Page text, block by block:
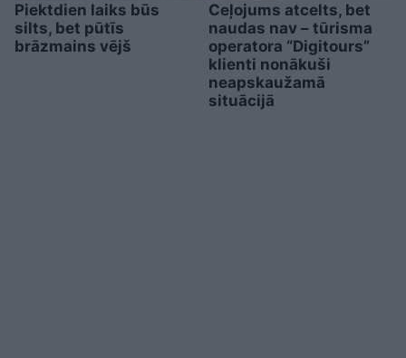
Piektdien laiks būs
silts, bet pūtīs
brāzmains vējš
Ceļojums atcelts, bet
naudas nav – tūrisma
operatora “Digitours”
klienti nonākuši
neapskaužamā
situācijā